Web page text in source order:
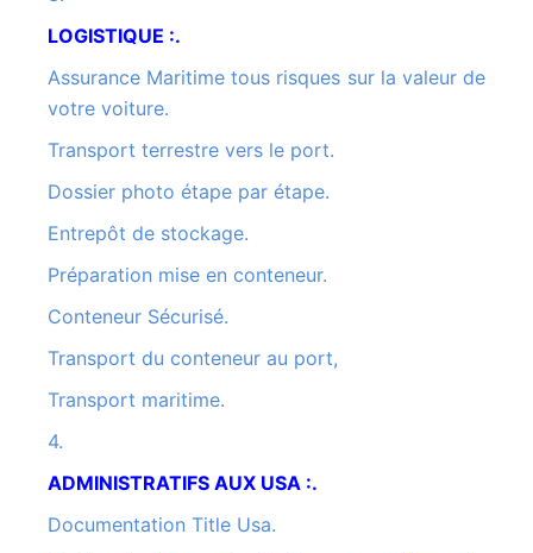
LOGISTIQUE :.
Assurance Maritime tous risques sur la valeur de
votre voiture.
Transport terrestre vers le port.
Dossier photo étape par étape.
Entrepôt de stockage.
Préparation mise en conteneur.
Conteneur Sécurisé.
Transport du conteneur au port,
Transport maritime.
4.
ADMINISTRATIFS AUX USA :.
Documentation Title Usa.